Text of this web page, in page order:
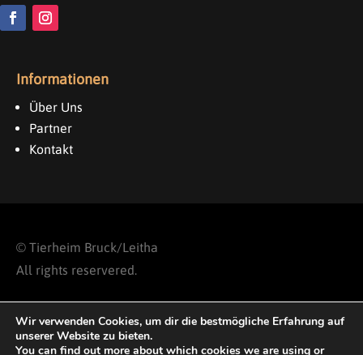
Informationen
Über Uns
Partner
Kontakt
© Tierheim Bruck/Leitha
All rights reservered.
Impressum & Datenschutz
Wir verwenden Cookies, um dir die bestmögliche Erfahrung auf
unserer Website zu bieten.
You can find out more about which cookies we are using or